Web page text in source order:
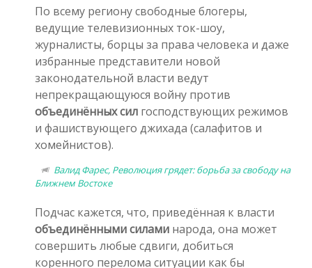
По всему региону свободные блогеры,
ведущие телевизионных ток-шоу,
журналисты, борцы за права человека и даже
избранные представители новой
законодательной власти ведут
непрекращающуюся войну против
объединённых сил господствующих режимов
и фашиствующего джихада (салафитов и
хомейнистов).
Валид Фарес, Революция грядет: борьба за свободу на
Ближнем Востоке
Подчас кажется, что, приведённая к власти
объединёнными силами народа, она может
совершить любые сдвиги, добиться
коренного перелома ситуации как бы